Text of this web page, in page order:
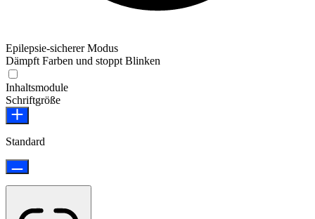
Epilepsie-sicherer Modus
Dämpft Farben und stoppt Blinken
Inhaltsmodule
Schriftgröße
Standard